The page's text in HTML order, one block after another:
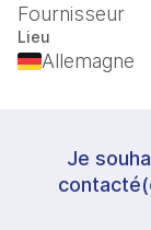
Fournisseur
Lieu
Allemagne
Je